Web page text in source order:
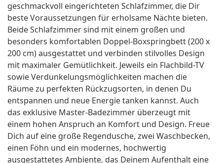
geschmackvoll eingerichteten Schlafzimmer, die Dir
beste Voraussetzungen für erholsame Nächte bieten.
Beide Schlafzimmer sind mit einem großen und
besonders komfortablen Doppel-Boxspringbett (200 x
200 cm) ausgestattet und verbinden stilvolles Design
mit maximaler Gemütlichkeit. Jeweils ein Flachbild-TV
sowie Verdunkelungsmöglichkeiten machen die
Räume zu perfekten Rückzugsorten, in denen Du
entspannen und neue Energie tanken kannst. Auch
das exklusive Master-Badezimmer überzeugt mit
einem hohen Anspruch an Komfort und Design. Freue
Dich auf eine große Regendusche, zwei Waschbecken,
einen Föhn und ein modernes, hochwertig
ausgestattetes Ambiente, das Deinem Aufenthalt eine